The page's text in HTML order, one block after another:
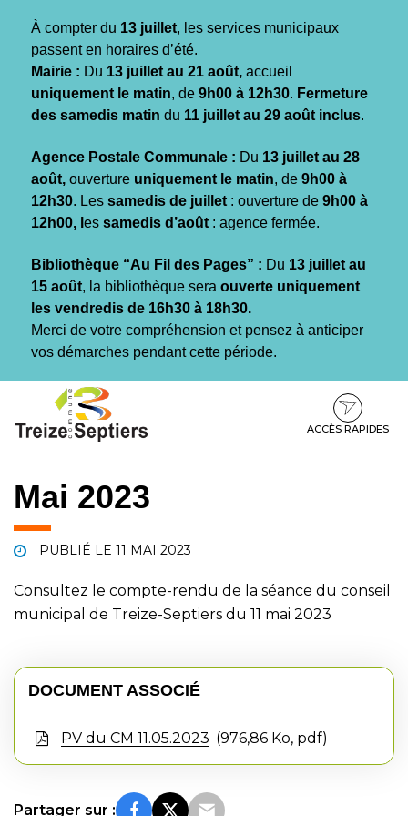
À compter du 13 juillet, les services municipaux
passent en horaires d’été.
Mairie : Du 13 juillet au 21 août, accueil
uniquement le matin, de 9h00 à 12h30. Fermeture
des samedis matin du 11 juillet au 29 août inclus.
Agence Postale Communale : Du 13 juillet au 28
août, ouverture uniquement le matin, de 9h00 à
12h30. Les samedis de juillet : ouverture de 9h00 à
12h00, l es samedis d’août : agence fermée.
Bibliothèque “Au Fil des Pages” : Du 13 juillet au
15 août, la bibliothèque sera ouverte uniquement
les vendredis de 16h30 à 18h30.
Merci de votre compréhension et pensez à anticiper
vos démarches pendant cette période.
contenu
pied
ACCÈS RAPIDES
Mai 2023
PUBLIÉ LE 11 MAI 2023
Consultez le compte-rendu de la séance du conseil
municipal de Treize-Septiers du 11 mai 2023
DOCUMENT ASSOCIÉ
PV du CM 11.05.2023 976,86 Ko, pdf
Partager sur :